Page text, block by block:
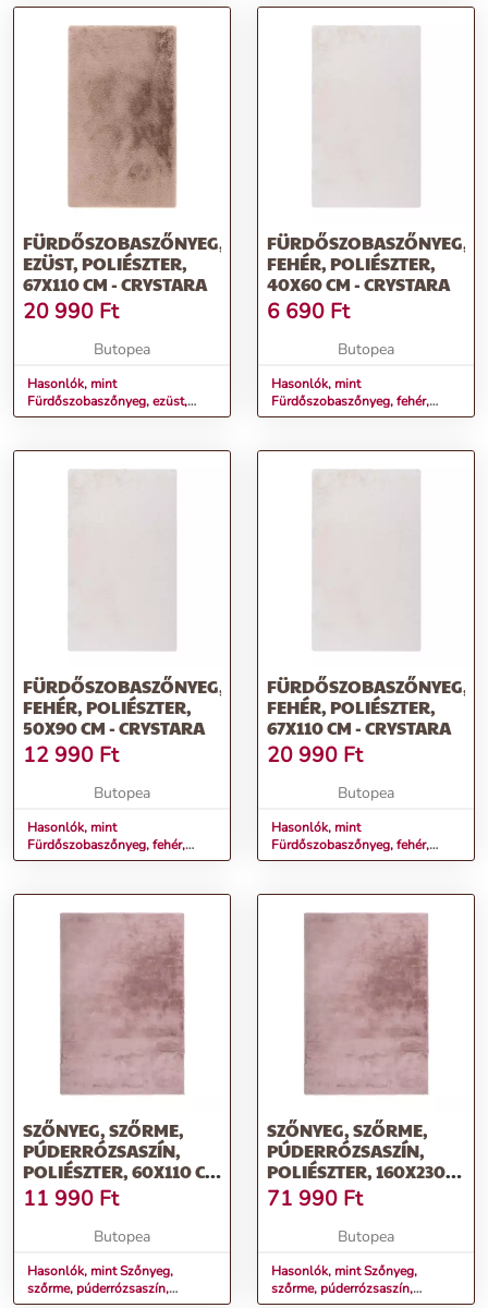
FÜRDŐSZOBASZŐNYEG,
EZÜST, POLIÉSZTER,
67X110 CM - CRYSTARA
20 990 Ft
Butopea
Hasonlók, mint
Fürdőszobaszőnyeg, ezüst,
poliészter, 67x110 cm -
FÜRDŐSZOBASZŐNYEG,
FEHÉR, POLIÉSZTER,
40X60 CM - CRYSTARA
6 690 Ft
Butopea
Hasonlók, mint
Fürdőszobaszőnyeg, fehér,
poliészter, 40x60 cm -
FÜRDŐSZOBASZŐNYEG,
FEHÉR, POLIÉSZTER,
50X90 CM - CRYSTARA
12 990 Ft
Butopea
Hasonlók, mint
Fürdőszobaszőnyeg, fehér,
poliészter, 50x90 cm -
FÜRDŐSZOBASZŐNYEG,
FEHÉR, POLIÉSZTER,
67X110 CM - CRYSTARA
20 990 Ft
Butopea
Hasonlók, mint
Fürdőszobaszőnyeg, fehér,
poliészter, 67x110 cm -
SZŐNYEG, SZŐRME,
PÚDERRÓZSASZÍN,
POLIÉSZTER, 60X110 CM
- DOUCEUR
11 990 Ft
Butopea
Hasonlók, mint Szőnyeg,
szőrme, púderrózsaszín,
SZŐNYEG, SZŐRME,
PÚDERRÓZSASZÍN,
POLIÉSZTER, 160X230
CM - DOUCEUR
71 990 Ft
Butopea
Hasonlók, mint Szőnyeg,
szőrme, púderrózsaszín,